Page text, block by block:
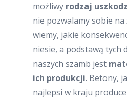
możliwy rodzaj
nie pozwalamy sobie
wiemy, jakie
niesie, a podstawą tych
naszych szamb jest
ich produkcji. Betony,
najlepsi w kraju